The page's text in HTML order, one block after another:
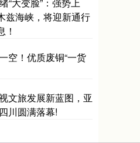
兹海峡，将迎新通行
空！优质废铜“一货
文旅发展新蓝图，亚
川圆满落幕!